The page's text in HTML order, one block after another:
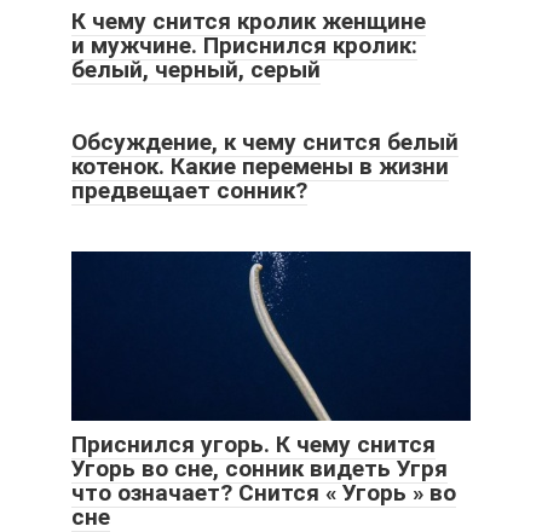
К чему снится кролик женщине
и мужчине. Приснился кролик:
белый, черный, серый
Обсуждение, к чему снится белый
котенок. Какие перемены в жизни
предвещает сонник?
Приснился угорь. К чему снится
Угорь во сне, сонник видеть Угря
что означает? Снится « Угорь » во
сне